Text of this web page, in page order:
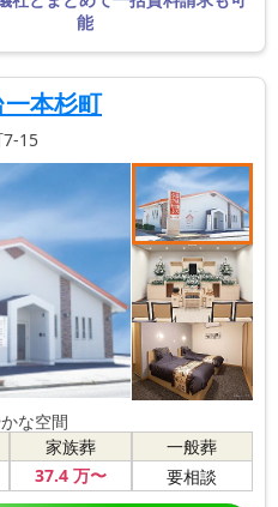
能
本杉町
7-15
な空間
家族葬
37.4万〜
一般葬
要相談